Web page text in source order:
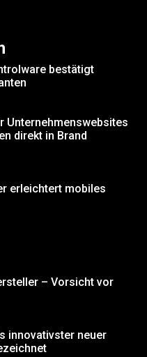
bestätigt
Unternehmenswebsites
direkt in Brand
erleichtert mobiles
– Vorsicht vor
innovativster neuer